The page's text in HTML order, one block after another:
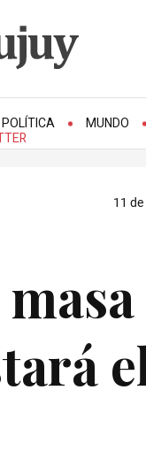
POLÍTICA MUNDO
11